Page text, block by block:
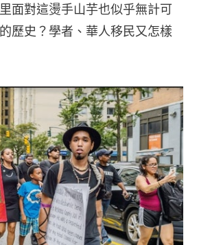
面對這燙手山芋也似乎無計可
歷史？學者、華人移民又怎樣